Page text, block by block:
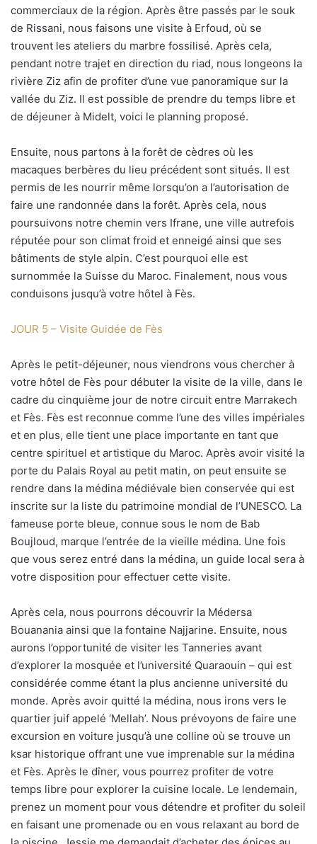
commerciaux de la région. Après être passés par le souk
de Rissani, nous faisons une visite à Erfoud, où se
trouvent les ateliers du marbre fossilisé. Après cela,
pendant notre trajet en direction du riad, nous longeons la
rivière Ziz afin de profiter d’une vue panoramique sur la
vallée du Ziz. Il est possible de prendre du temps libre et
de déjeuner à Midelt, voici le planning proposé.
Ensuite, nous partons à la forêt de cèdres où les
macaques berbères du lieu précédent sont situés. Il est
permis de les nourrir même lorsqu’on a l’autorisation de
faire une randonnée dans la forêt. Après cela, nous
poursuivons notre chemin vers Ifrane, une ville autrefois
réputée pour son climat froid et enneigé ainsi que ses
bâtiments de style alpin. C’est pourquoi elle est
surnommée la Suisse du Maroc. Finalement, nous vous
conduisons jusqu’à votre hôtel à Fès.
JOUR 5 – Visite Guidée de Fès
Après le petit-déjeuner, nous viendrons vous chercher à
votre hôtel de Fès pour débuter la visite de la ville, dans le
cadre du cinquième jour de notre circuit entre Marrakech
et Fès. Fès est reconnue comme l’une des villes impériales
et en plus, elle tient une place importante en tant que
centre spirituel et artistique du Maroc. Après avoir visité la
porte du Palais Royal au petit matin, on peut ensuite se
rendre dans la médina médiévale bien conservée qui est
inscrite sur la liste du patrimoine mondial de l’UNESCO. La
fameuse porte bleue, connue sous le nom de Bab
Boujloud, marque l’entrée de la vieille médina. Une fois
que vous serez entré dans la médina, un guide local sera à
votre disposition pour effectuer cette visite.
Après cela, nous pourrons découvrir la Médersa
Bouanania ainsi que la fontaine Najjarine. Ensuite, nous
aurons l’opportunité de visiter les Tanneries avant
d’explorer la mosquée et l’université Quaraouin – qui est
considérée comme étant la plus ancienne université du
monde. Après avoir quitté la médina, nous irons vers le
quartier juif appelé ‘Mellah’. Nous prévoyons de faire une
excursion en voiture jusqu’à une colline où se trouve un
ksar historique offrant une vue imprenable sur la médina
et Fès. Après le dîner, vous pourrez profiter de votre
temps libre pour explorer la cuisine locale. Le lendemain,
prenez un moment pour vous détendre et profiter du soleil
en faisant une promenade ou en vous relaxant au bord de